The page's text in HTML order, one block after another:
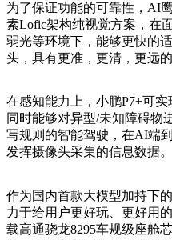
为了保证功能的可靠性， AI
素Lofic架构纯视觉方案，在
弱光等环境下，能够更快的
头，具有更准，更清，更远
在感知能力上，小鹏P7+可实
同时能够对异型/未知障碍物
写规则的智能驾驶，在AI端
发挥摄像头采集的信息数据。
作为国内首款大模型加持下
力于给用户更好玩、更好用
载高通骁龙8295车规级座舱